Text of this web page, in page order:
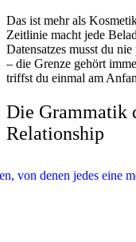
Das ist mehr als
Zeitlinie macht jede
Datensatzes musst du
– die Grenze gehört
triffst du einmal am
Die Grammatik
Relationship